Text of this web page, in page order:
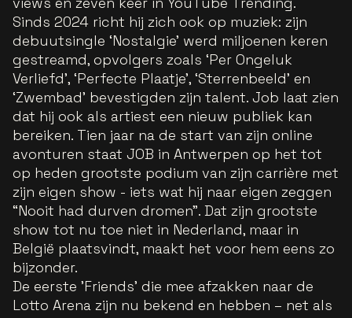
Sinds 2024 richt hij zich ook op muziek: zijn
debuutsingle ‘Nostalgie’ werd miljoenen keren
gestreamd, opvolgers zoals ‘Per Ongeluk
Verliefd’, ‘Perfecte Plaatje’, ‘Sterrenbeeld’ en
‘Zwembad’ bevestigden zijn talent. Job laat zien
dat hij ook als artiest een nieuw publiek kan
bereiken. Tien jaar na de start van zijn online
avonturen staat JOB in Antwerpen op het tot
op heden grootste podium van zijn carrière met
zijn eigen show - iets wat hij naar eigen zeggen
“Nooit had durven dromen”. Dat zijn grootste
show tot nu toe niet in Nederland, maar in
België plaatsvindt, maakt het voor hem eens zo
bijzonder.
De eerste 'Friends' die mee afzakken naar de
Lotto Arena zijn nu bekend en hebben – net als